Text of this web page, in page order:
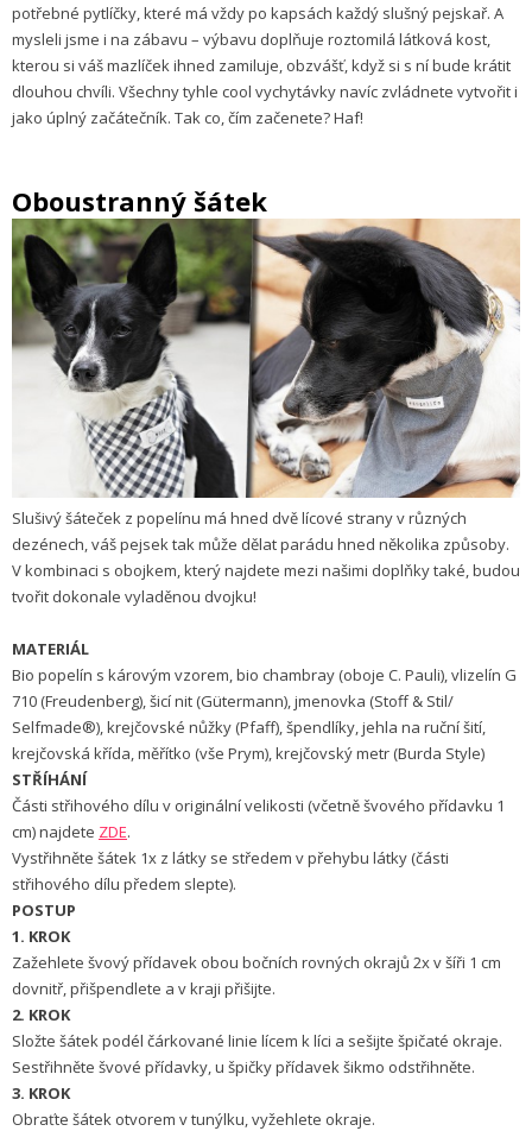
potřebné pytlíčky, které má vždy po kapsách každý slušný pejskař. A
mysleli jsme i na zábavu – výbavu doplňuje roztomilá látková kost,
kterou si váš mazlíček ihned zamiluje, obzvášť, když si s ní bude krátit
dlouhou chvíli. Všechny tyhle cool vychytávky navíc zvládnete vytvořit i
jako úplný začátečník. Tak co, čím začenete? Haf!
Oboustranný šátek
Slušivý šáteček z popelínu má hned dvě lícové strany v různých
dezénech, váš pejsek tak může dělat parádu hned několika způsoby.
V kombinaci s obojkem, který najdete mezi našimi doplňky také, budou
tvořit dokonale vyladěnou dvojku!
MATERIÁL
Bio popelín s károvým vzorem, bio chambray (oboje C. Pauli), vlizelín G
710 (Freudenberg), šicí nit (Gütermann), jmenovka (Stoff & Stil/
Selfmade®), krejčovské nůžky (Pfaff), špendlíky, jehla na ruční šití,
krejčovská křída, měřítko (vše Prym), krejčovský metr (Burda Style)
STŘÍHÁNÍ
Části střihového dílu v originální velikosti (včetně švového přídavku 1
cm) najdete ZDE.
Vystřihněte šátek 1x z látky se středem v přehybu látky (části
střihového dílu předem slepte).
POSTUP
1. KROK
Zažehlete švový přídavek obou bočních rovných okrajů 2x v šíři 1 cm
dovnitř, přišpendlete a v kraji přišijte.
2. KROK
Složte šátek podél čárkované linie lícem k líci a sešijte špičaté okraje.
Sestřihněte švové přídavky, u špičky přídavek šikmo odstřihněte.
3. KROK
Obraťte šátek otvorem v tunýlku, vyžehlete okraje.